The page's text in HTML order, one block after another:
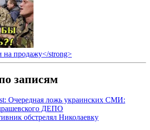
на продажу</strong>
записям
Очередная ложь украинских СМИ:
ДЕПО
обстрелял Николаевку